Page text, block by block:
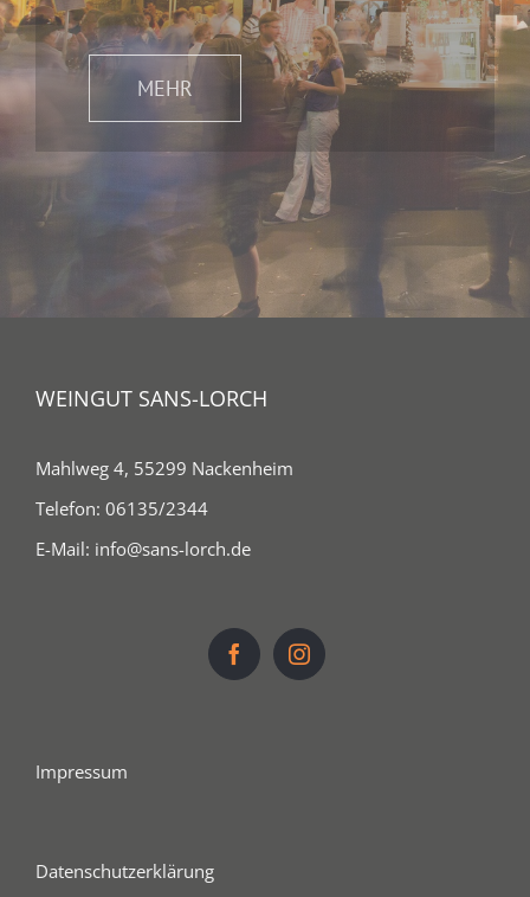
MEHR
WEINGUT SANS-LORCH
Mahlweg 4, 55299 Nackenheim
Telefon: 06135/2344
E-Mail: info@sans-lorch.de
Impressum
Datenschutzerklärung